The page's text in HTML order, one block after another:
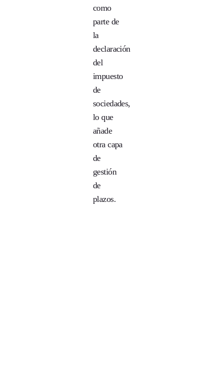
como
parte de
la
declaración
del
impuesto
de
sociedades,
lo que
añade
otra capa
de
gestión
de
plazos.